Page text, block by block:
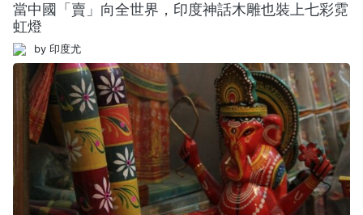
當中國「賣」向全世界，印度神話木雕也裝上七彩霓
虹燈
by 印度尤